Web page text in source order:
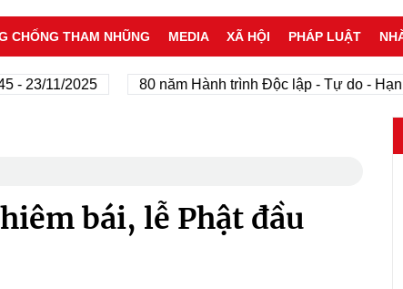
CHỐNG THAM NHŨNG MEDIA XÃ HỘI PHÁP LUẬT
11/2025 80 năm Hành trình Độc lập - Tự do - Hạnh
bái, lễ Phật đầu